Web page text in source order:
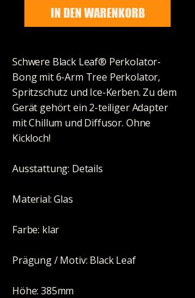
IN DEN WARENKORB
Schwere Black Leaf® Perkolator-
Bong mit 6-Arm Tree Perkolator,
Spritzschutz und Ice-Kerben. Zu dem
Gerät gehört ein 2-teiliger Adapter
mit Chillum und Diffusor. Ohne
Kickloch!
Ausstattung: Details
Material: Glas
Farbe: klar
Prägung / Motiv: Black Leaf
Höhe: 385mm